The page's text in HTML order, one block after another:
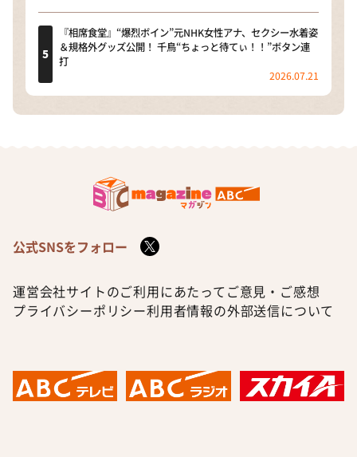
『相席食堂』“爆烈ボイン”元NHK女性アナ、セクシー水着姿
＆規格外グッズ公開！ 千鳥“ちょっと待てぃ！！”ボタン連
打
2026.07.21
公式SNSをフォロー
運営会社サイトのご利用にあたって ご意見・ご感想
プライバシーポリシー利用者情報の外部送信について